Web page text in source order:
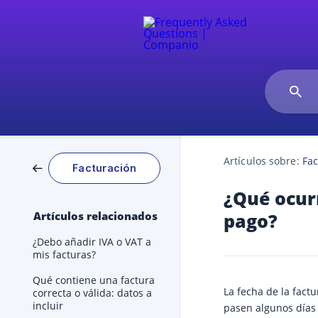
Facturación
Artículos relacionados
¿Debo añadir IVA o VAT a
mis facturas?
Qué contiene una factura
correcta o válida: datos a
incluir
Artículos sobre:
¿Qué
pago?
La fecha de la
pasen algunos